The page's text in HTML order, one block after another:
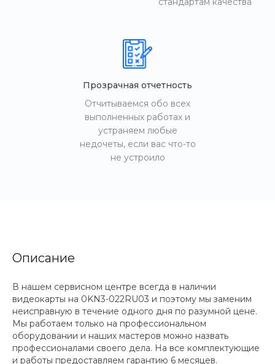
Прозрачная отчетность
Отчитываемся обо всех
выполненных работах и
устраняем любые
недочеты, если вас что-то
не устроило
Описание
В нашем сервисном центре всегда в наличии
видеокарты на 0KN3-022RU03 и поэтому мы заменим
неисправную в течение одного дня по разумной цене.
Мы работаем только на профессиональном
оборудовании и наших мастеров можно назвать
профессионалами своего дела. На все комплектующие
и работы предоставляем гарантию 6 месяцев.